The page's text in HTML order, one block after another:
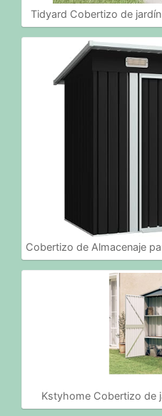
Tidyard Cobertizo de
Cobertizo de Almacenaje
Kstyhome Cobertizo de